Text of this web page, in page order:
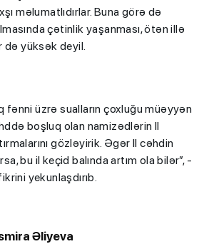
məlumatlıdırlar. Buna görə də
çətinlik yaşanması, ötən illə
də yüksək deyil.
fənni üzrə sualların çoxluğu müəyyən
boşluq olan namizədlərin II
gözləyirik. Əgər II cəhdin
bu il keçid balında artım ola bilər”, -
yekunlaşdırıb.
Əliyeva